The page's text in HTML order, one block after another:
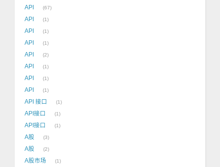
API 67
API 1
API 1
API 1
API 2
API 1
API 1
API 1
API 接口 1
API接口 1
API接口 1
A股 3
A股 2
A股市场 1